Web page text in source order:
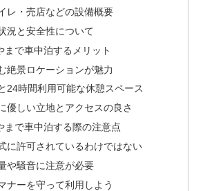
レ・売店などの設備概要
況と安全性について
まで車中泊するメリット
絶景ロケーションが魅力
24時間利用可能な休憩スペース
優しい立地とアクセスの良さ
まで車中泊する際の注意点
に許可されているわけではない
や騒音に注意が必要
ナーを守って利用しよう